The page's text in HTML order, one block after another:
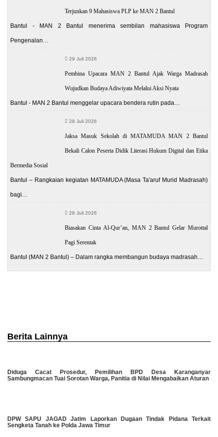
Terjunkan 9 Mahasiswa PLP ke MAN 2 Bantul
Bantul - MAN 2 Bantul menerima sembilan mahasiswa Program
Pengenalan…
29 Juli 2026
Pembina Upacara MAN 2 Bantul Ajak Warga Madrasah
Wujudkan Budaya Adiwiyata Melalui Aksi Nyata
Bantul - MAN 2 Bantul menggelar upacara bendera rutin pada…
28 Juli 2026
Jaksa Masuk Sekolah di MATAMUDA MAN 2 Bantul
Bekali Calon Peserta Didik Literasi Hukum Digital dan Etika
Bermedia Sosial
Bantul – Rangkaian kegiatan MATAMUDA (Masa Ta'aruf Murid Madrasah)
bagi…
28 Juli 2026
Biasakan Cinta Al-Qur’an, MAN 2 Bantul Gelar Murottal
Pagi Serentak
Bantul (MAN 2 Bantul) – Dalam rangka membangun budaya madrasah…
Berita Lainnya
Diduga Cacat Prosedur, Pemilihan BPD Desa Karanganyar
Sambungmacan Tuai Sorotan Warga, Panitia di Nilai Mengabaikan Aturan
DPW SAPU JAGAD Jatim Laporkan Dugaan Tindak Pidana Terkait
Sengketa Tanah ke Polda Jawa Timur